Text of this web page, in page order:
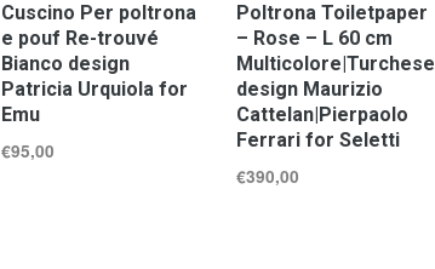
Cuscino Per poltrona
e pouf Re-trouvé
Bianco design
Patricia Urquiola for
Emu
€95,00
Poltrona Toiletpaper
– Rose – L 60 cm
Multicolore|Turchese
design Maurizio
Cattelan|Pierpaolo
Ferrari for Seletti
€390,00